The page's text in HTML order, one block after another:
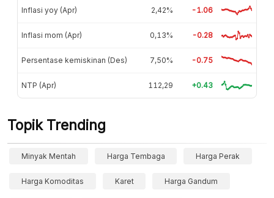
Inflasi yoy (Apr) 2,42% -1.06
Inflasi mom (Apr) 0,13% -0.28
Persentase kemiskinan (Des) 7,50% -0.75
NTP (Apr) 112,29 +0.43
Topik Trending
Minyak Mentah Harga Tembaga Harga Perak
Harga Komoditas Karet Harga Gandum